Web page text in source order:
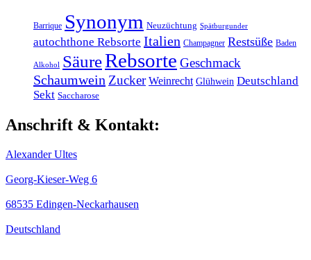
Barrique Synonym Neuzüchtung Spätburgunder
autochthone Rebsorte Italien Champagner Restsüße Baden
Alkohol SäureRebsorte Geschmack
Schaumwein Zucker Weinrecht Glühwein Deutschland
Sekt Saccharose
Anschrift & Kontakt:
Alexander Ultes
Georg-Kieser-Weg 6
68535 Edingen-Neckarhausen
Deutschland